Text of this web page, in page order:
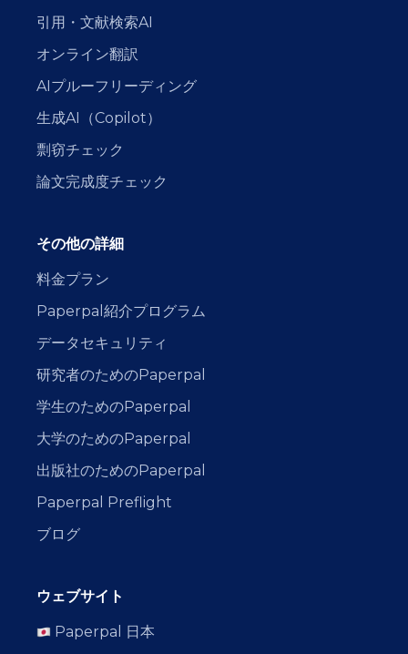
引用・文献検索AI
オンライン翻訳
AIプルーフリーディング
生成AI（Copilot）
剽窃チェック
論文完成度チェック
その他の詳細
料金プラン
Paperpal紹介プログラム
データセキュリティ
研究者のためのPaperpal
学生のためのPaperpal
大学のためのPaperpal
出版社のためのPaperpal
Paperpal Preflight
ブログ
ウェブサイト
Paperpal 日本